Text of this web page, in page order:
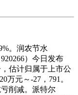
。润农节水
）今日发布
估计归属于上市公
元～-27，791。
削减。派特尔